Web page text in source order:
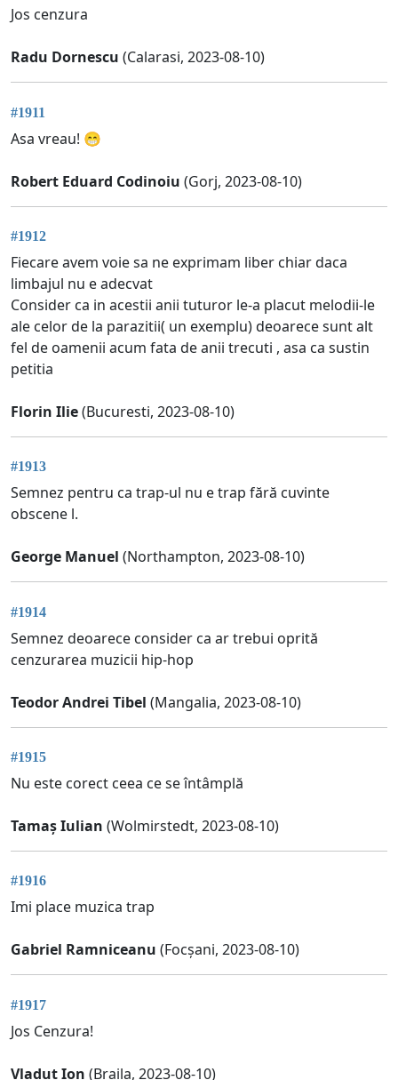
Jos cenzura
Radu Dornescu (Calarasi, 2023-08-10)
#1911
Asa vreau! 😁
Robert Eduard Codinoiu (Gorj, 2023-08-10)
#1912
Fiecare avem voie sa ne exprimam liber chiar daca
limbajul nu e adecvat
Consider ca in acestii anii tuturor le-a placut melodii-le
ale celor de la parazitii( un exemplu) deoarece sunt alt
fel de oamenii acum fata de anii trecuti , asa ca sustin
petitia
Florin Ilie(Bucuresti, 2023-08-10)
#1913
Semnez pentru ca trap-ul nu e trap fără cuvinte
obscene l.
George Manuel (Northampton, 2023-08-10)
#1914
Semnez deoarece consider ca ar trebui oprită
cenzurarea muzicii hip-hop
Teodor Andrei Tibel (Mangalia, 2023-08-10)
#1915
Nu este corect ceea ce se întâmplă
Tamaș Iulian (Wolmirstedt, 2023-08-10)
#1916
Imi place muzica trap
Gabriel Ramniceanu (Focșani, 2023-08-10)
#1917
Jos Cenzura!
Vladut Ion (Braila, 2023-08-10)